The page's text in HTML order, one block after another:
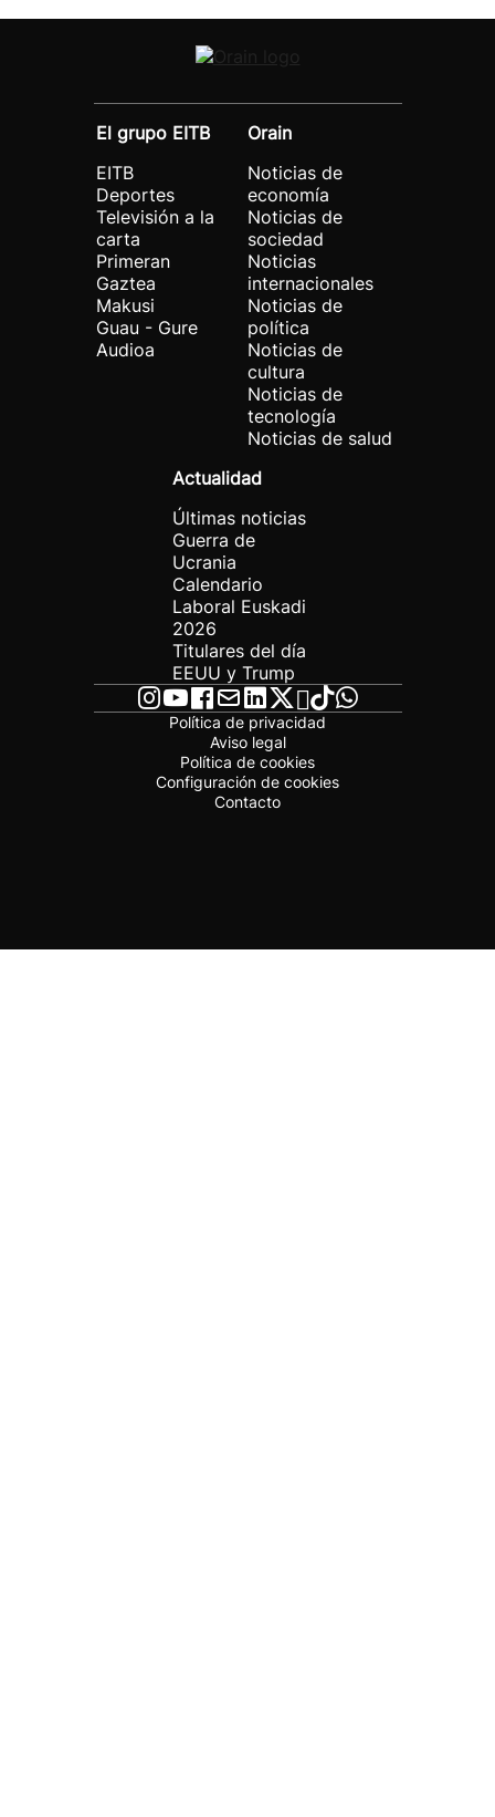
El grupo EITB
EITB
Deportes
Televisión a la
carta
Primeran
Gaztea
Makusi
Guau - Gure
Audioa
Orain
Noticias de
economía
Noticias de
sociedad
Noticias
internacionales
Noticias de
política
Noticias de
cultura
Noticias de
tecnología
Noticias de salud
Actualidad
Últimas noticias
Guerra de
Ucrania
Calendario
Laboral Euskadi
2026
Titulares del día
EEUU y Trump
Política de privacidad
Aviso legal
Política de cookies
Configuración de cookies
Contacto